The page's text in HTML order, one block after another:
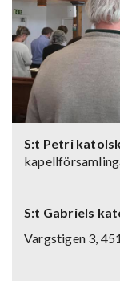
S:t Petri
S:t Gabriels
Vargstigen 3,